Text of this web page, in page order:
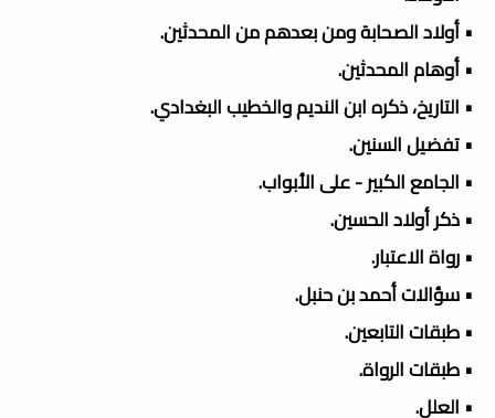
• أولاد الصحابة ومن بعدهم من المحدثين.
• أوهام المحدثين.
• التاريخ، ذكره ابن النديم والخطيب البغدادي.
• تفضيل السنين.
• الجامع الكبير - على الأبواب.
• ذكر أولاد الحسين.
• رواة الاعتبار.
• سؤالات أحمد بن حنبل.
• طبقات التابعين.
• طبقات الرواة.
• العلل.